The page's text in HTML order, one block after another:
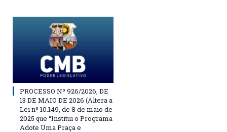
PROCESSO Nº 926/2026, DE
13 DE MAIO DE 2026 (Altera a
Lei nº 10.149, de 8 de maio de
2025 que “Institui o Programa
Adote Uma Praça e